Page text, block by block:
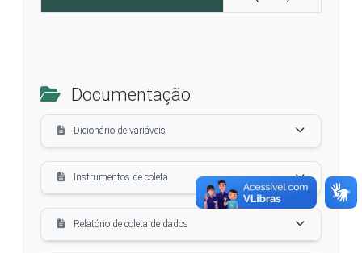
Documentação
Dicionário de variáveis
Instrumentos de coleta
Relatório de coleta de dados